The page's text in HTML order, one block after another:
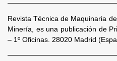
Revista Técnica de Maquinaria
Minería, es una publicación de
– 1º Oficinas. 28020 Madrid